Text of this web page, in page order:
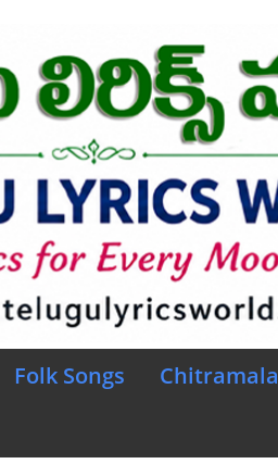
Folk Songs Chitramala